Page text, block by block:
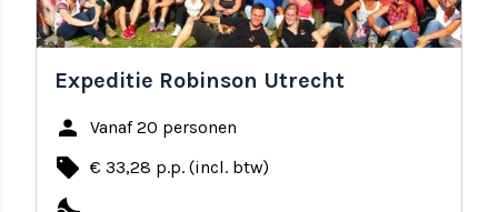
Expeditie Robinson Utrecht
person Vanaf 20 personen
local_offer € 33,28 p.p. (incl. btw)